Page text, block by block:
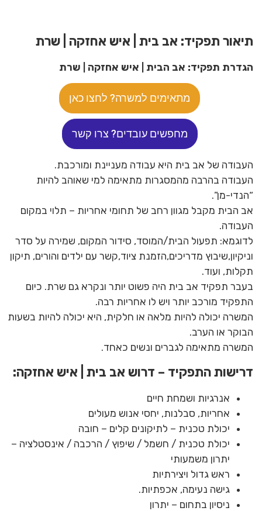
תיאור תפקיד: אב בית | איש אחזקה | שרת
הגדרת תפקיד: אב הבית | איש אחזקה | שרת
מתאימים למשרה? לחצו כאן
מחפשים עובדים? צרו קשר
העבודה של אב בית היא עבודה מעניינת ומורכבת.
העבודה בהרבה מהמסגרות מתאימה למי שאוהב להיות
“הנדי-מן”.
אב הבית מקבל מגוון רחב של תחומי אחריות – תלוי במקום
העבודה.
לדוגמא: תפעול הבית/המוסד, סידור המקום, שמירה על סדר
וניקיון,שיבוץ מדריכים,הזמנת ציוד,קשר עם ילדים והורים, תיקון
תקלות, ועוד.
בעבר תפקיד אב בית היה פשוט יותר ונקרא גם שרת. כיום
התפקיד מורכב יותר ויש לו אחריות רבה.
המשרה יכולה להיות מלאה או חלקית, היא יכולה להיות בשעות
הבוקר או הערב.
המשרה מתאימה לגברים ונשים כאחד.
דרישות התפקיד – דרוש אב בית | איש אחזקה:
אנרגיות ושמחת חיים
אחריות, סבלנות, יחסי אנוש מעולים
יכולת טכנית – לתיקונים קלים – חובה
יכולת טכנית / חשמל / שיפוץ / הרכבה / אינסטלציה –
יתרון משמעותי
ראש גדול ויצירתיות
גישה נעימה, אכפתיות.
ניסיון בתחום – יתרון